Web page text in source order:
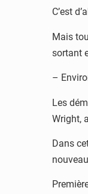
C’est
Mais
sortant
–
Les
Wright,
Dans